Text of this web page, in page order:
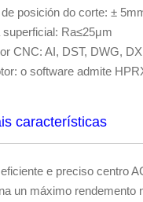
posición do corte: ±
Ra≤25μm
CNC: AI, DST, DWG,
o software admite
características
e preciso centro
un máximo rendemento